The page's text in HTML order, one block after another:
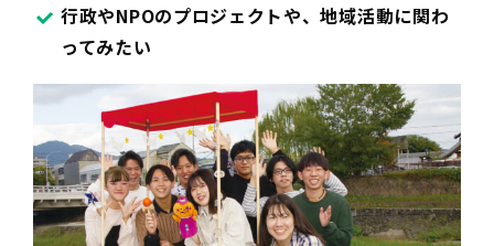
行政やNPOのプロジェクトや、地域活動に関わ
ってみたい